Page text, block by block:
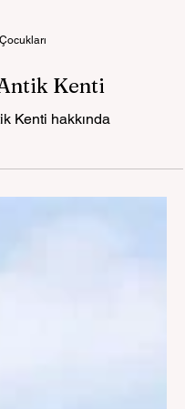
Kenti
Kenti hakkında